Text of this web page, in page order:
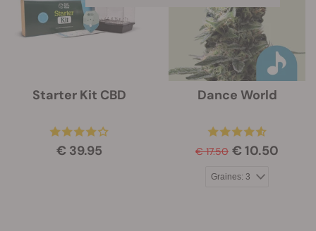
Starter Kit CBD
€ 39.95
Dance World
€ 17.50 € 10.50